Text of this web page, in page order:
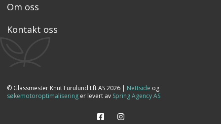
Om oss
Kontakt oss
© Glassmester Knut Furulund Eft AS 2026 | Nettside og
søkemotoroptimalisering er levert av Spring Agency AS